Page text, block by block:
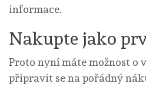
informace.
Nakupte jako
Proto nyní máte možnost o
připravit se na pořádný